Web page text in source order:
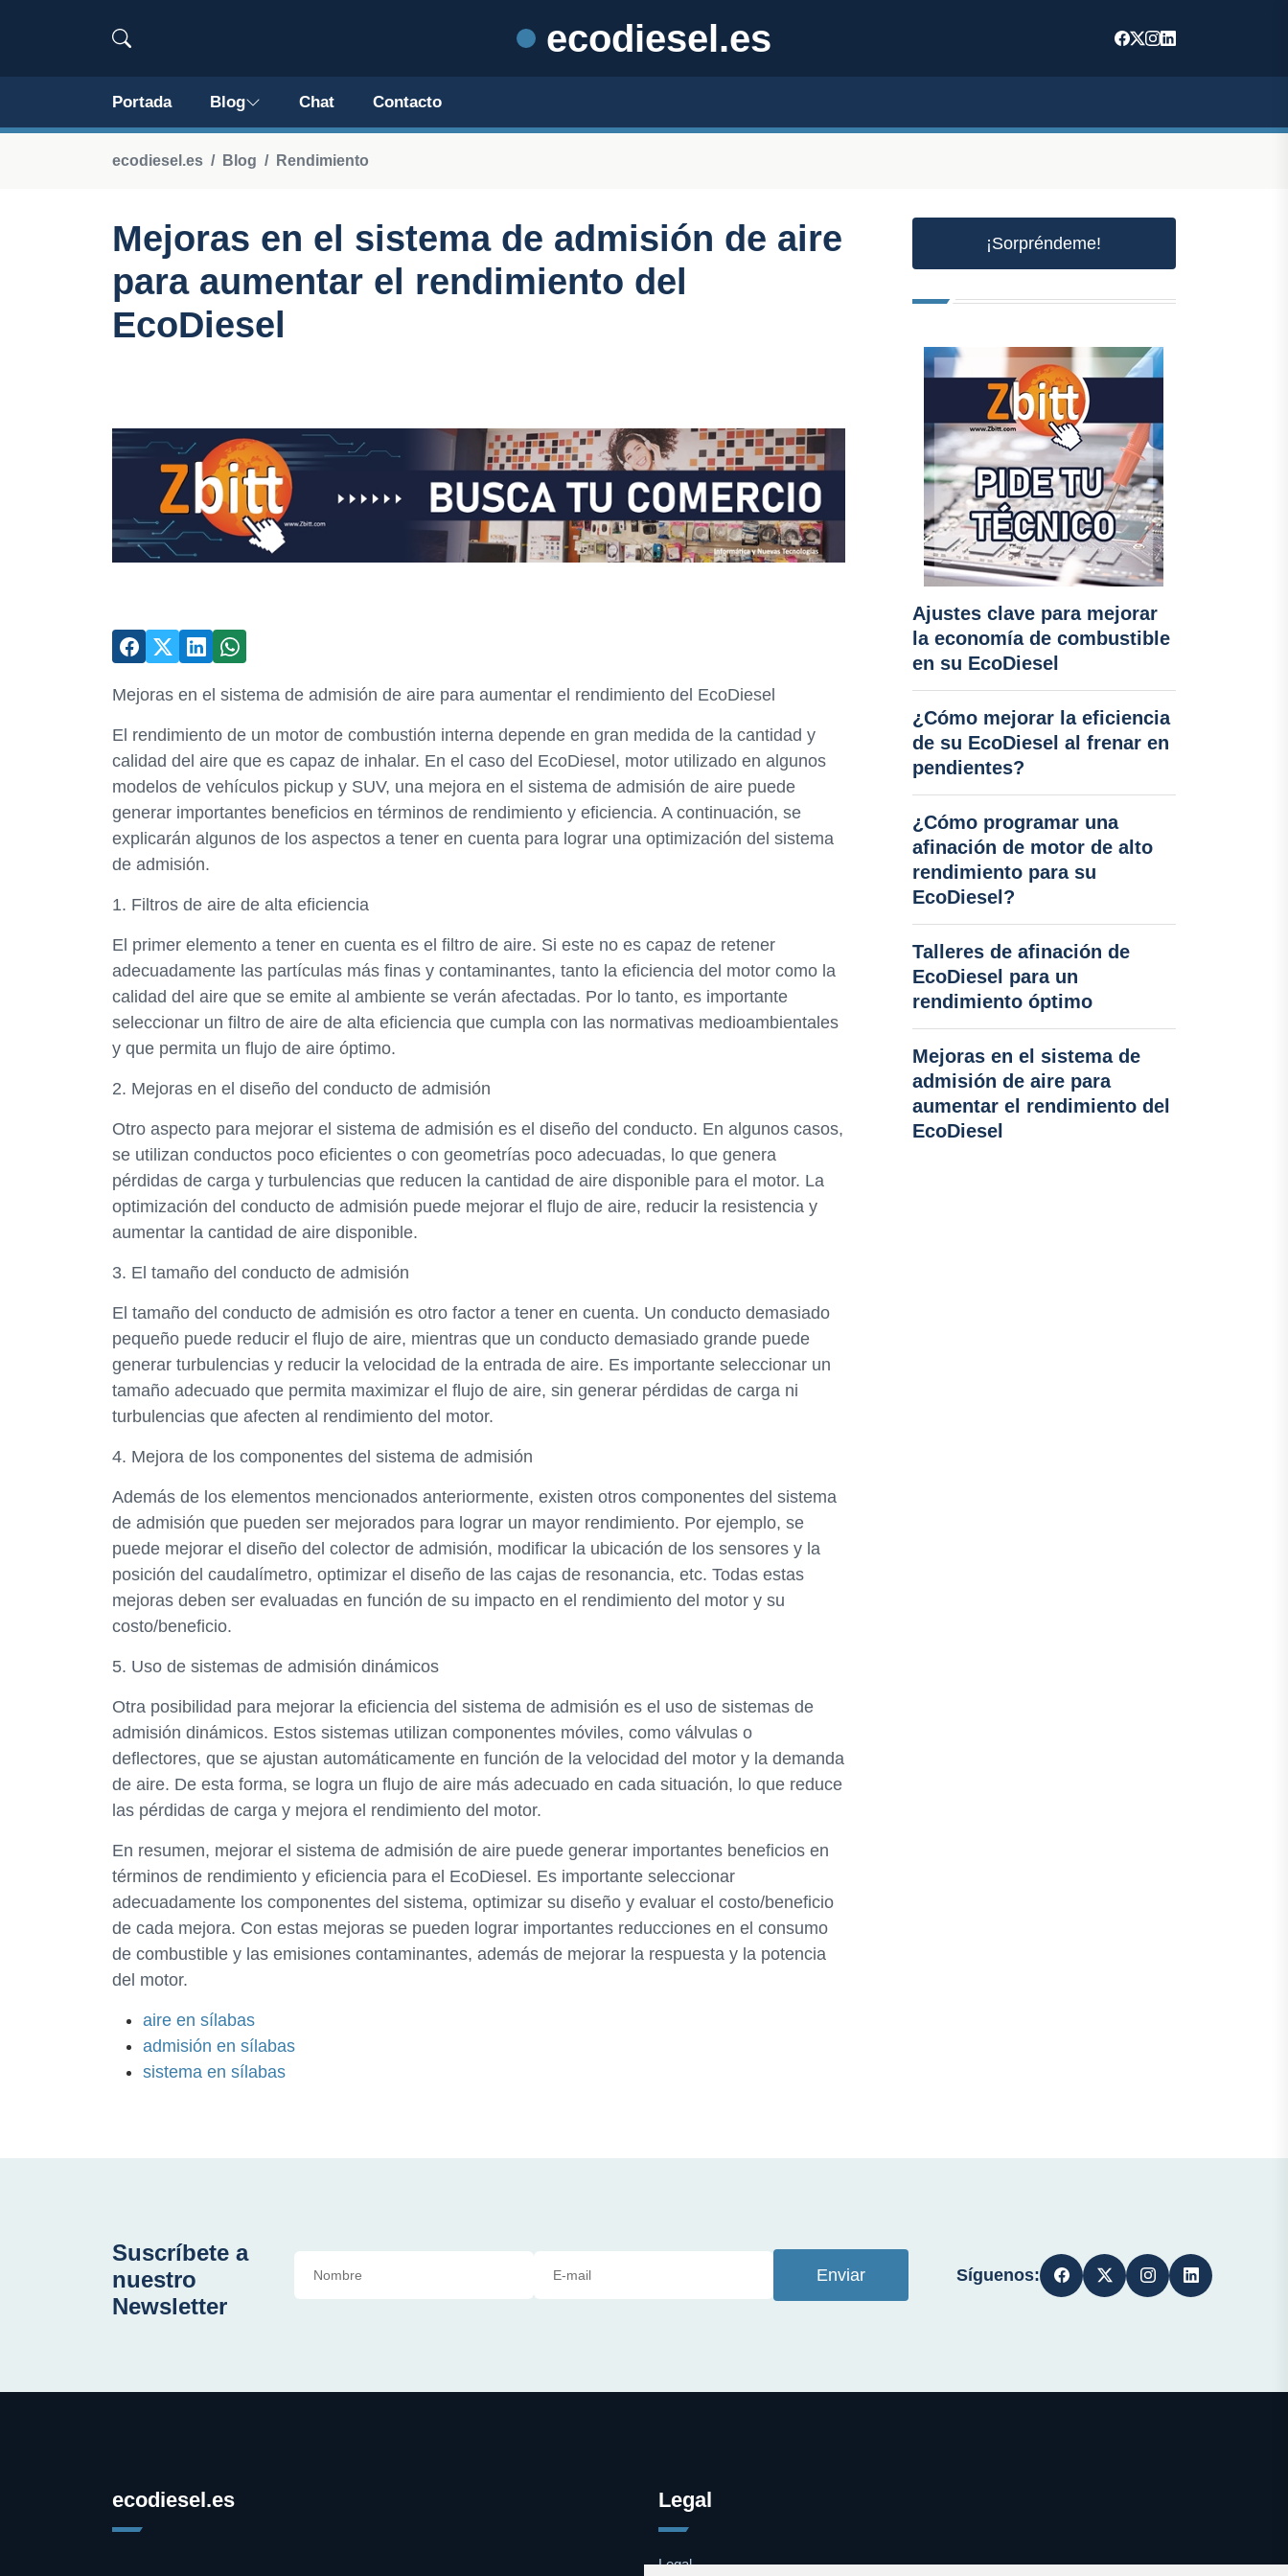
ecodiesel.es
Portada Blog Chat Contacto
ecodiesel.es Blog Rendimiento
Mejoras en el sistema de admisión de aire
para aumentar el rendimiento del
EcoDiesel
Mejoras en el sistema de admisión de aire para aumentar el rendimiento del EcoDiesel
El rendimiento de un motor de combustión interna depende en gran medida de la cantidad y
calidad del aire que es capaz de inhalar. En el caso del EcoDiesel, motor utilizado en algunos
modelos de vehículos pickup y SUV, una mejora en el sistema de admisión de aire puede
generar importantes beneficios en términos de rendimiento y eficiencia. A continuación, se
explicarán algunos de los aspectos a tener en cuenta para lograr una optimización del sistema
de admisión.
1. Filtros de aire de alta eficiencia
El primer elemento a tener en cuenta es el filtro de aire. Si este no es capaz de retener
adecuadamente las partículas más finas y contaminantes, tanto la eficiencia del motor como la
calidad del aire que se emite al ambiente se verán afectadas. Por lo tanto, es importante
seleccionar un filtro de aire de alta eficiencia que cumpla con las normativas medioambientales
y que permita un flujo de aire óptimo.
2. Mejoras en el diseño del conducto de admisión
Otro aspecto para mejorar el sistema de admisión es el diseño del conducto. En algunos casos,
se utilizan conductos poco eficientes o con geometrías poco adecuadas, lo que genera
pérdidas de carga y turbulencias que reducen la cantidad de aire disponible para el motor. La
optimización del conducto de admisión puede mejorar el flujo de aire, reducir la resistencia y
aumentar la cantidad de aire disponible.
3. El tamaño del conducto de admisión
El tamaño del conducto de admisión es otro factor a tener en cuenta. Un conducto demasiado
pequeño puede reducir el flujo de aire, mientras que un conducto demasiado grande puede
generar turbulencias y reducir la velocidad de la entrada de aire. Es importante seleccionar un
tamaño adecuado que permita maximizar el flujo de aire, sin generar pérdidas de carga ni
turbulencias que afecten al rendimiento del motor.
4. Mejora de los componentes del sistema de admisión
Además de los elementos mencionados anteriormente, existen otros componentes del sistema
de admisión que pueden ser mejorados para lograr un mayor rendimiento. Por ejemplo, se
puede mejorar el diseño del colector de admisión, modificar la ubicación de los sensores y la
posición del caudalímetro, optimizar el diseño de las cajas de resonancia, etc. Todas estas
mejoras deben ser evaluadas en función de su impacto en el rendimiento del motor y su
costo/beneficio.
5. Uso de sistemas de admisión dinámicos
Otra posibilidad para mejorar la eficiencia del sistema de admisión es el uso de sistemas de
admisión dinámicos. Estos sistemas utilizan componentes móviles, como válvulas o
deflectores, que se ajustan automáticamente en función de la velocidad del motor y la demanda
de aire. De esta forma, se logra un flujo de aire más adecuado en cada situación, lo que reduce
las pérdidas de carga y mejora el rendimiento del motor.
En resumen, mejorar el sistema de admisión de aire puede generar importantes beneficios en
términos de rendimiento y eficiencia para el EcoDiesel. Es importante seleccionar
adecuadamente los componentes del sistema, optimizar su diseño y evaluar el costo/beneficio
de cada mejora. Con estas mejoras se pueden lograr importantes reducciones en el consumo
de combustible y las emisiones contaminantes, además de mejorar la respuesta y la potencia
del motor.
aire en sílabas
admisión en sílabas
sistema en sílabas
¡Sorpréndeme!
Ajustes clave para mejorar
la economía de combustible
en su EcoDiesel
¿Cómo mejorar la eficiencia
de su EcoDiesel al frenar en
pendientes?
¿Cómo programar una
afinación de motor de alto
rendimiento para su
EcoDiesel?
Talleres de afinación de
EcoDiesel para un
rendimiento óptimo
Mejoras en el sistema de
admisión de aire para
aumentar el rendimiento del
EcoDiesel
Suscríbete a
nuestro
Newsletter
Enviar Síguenos:
ecodiesel.es Legal
Legal